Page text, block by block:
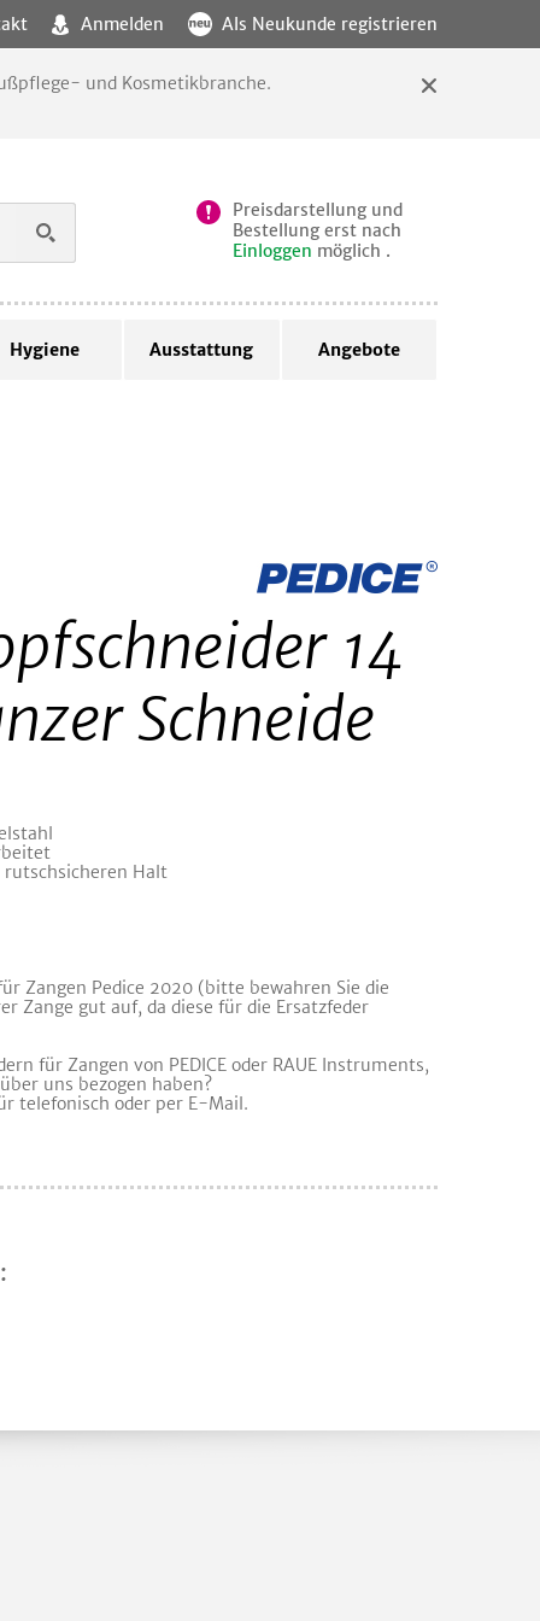
Anmelden Als Neukunde registrieren
und Kosmetikbranche.
Preisdarstellung und
Bestellung erst nach
Einloggen möglich .
Hygiene Ausstattung Angebote
14
Schneide
Halt
Zangen Pedice 2020 (bitte bewahren Sie die
Zange gut auf, da diese für die Ersatzfeder
für Zangen von PEDICE oder RAUE Instruments,
uns bezogen haben?
telefonisch oder per E-Mail.